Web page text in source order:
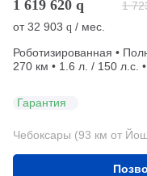
1 619 620 q 1
от32 903 q / мес.
Роботизированная •
270 км • 1.6 л. / 150 л.с.
Гарантия
Чебоксары (93 км от